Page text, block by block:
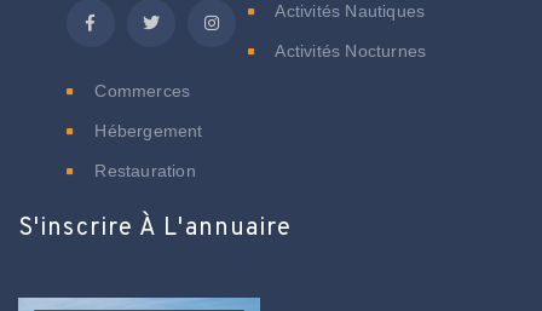
Activités Nautiques
Activités Nocturnes
Commerces
Hébergement
Restauration
S'inscrire À L'annuaire